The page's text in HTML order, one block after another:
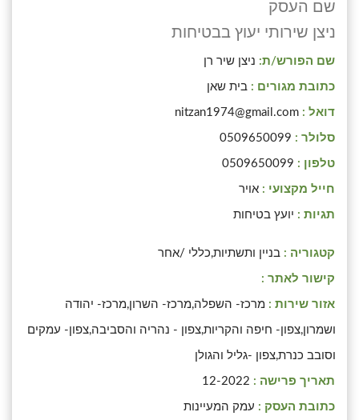
שם העסק
ניצן שירותי יעוץ בבטיחות
שם הפורש/ת: ניצן שיר רן
כתובת מגורים : בית שאן
דואל : nitzan1974@gmail.com
סלולר : 0509650099
טלפון : 0509650099
חייל מקצועי : אויר
תגיות : יועץ בטיחות
קטגוריה : בניין ותשתיות,כללי /אחר
קישור לאתר :
אזור שירות : מרכז- השפלה,מרכז- השרון,מרכז- יהודה
ושמרון,צפון- חיפה והקריות,צפון - נהריה והסביבה,צפון- עמקים
וסובב כנרת,צפון -גליל והגולן
תאריך פרישה : 12-2022
כתובת העסק : עמק המעיינות